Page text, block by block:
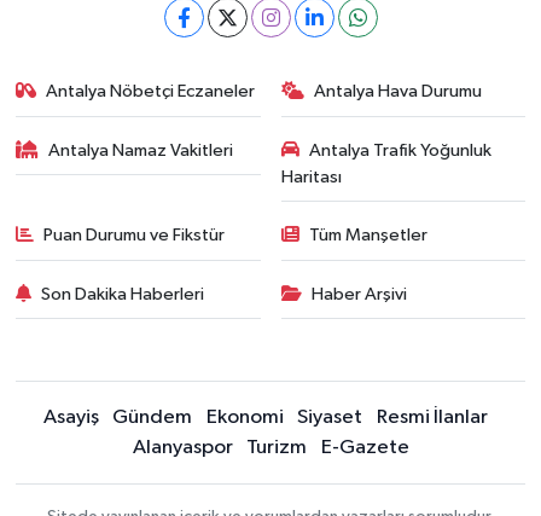
Antalya Nöbetçi Eczaneler Antalya Hava Durumu
Antalya Namaz Vakitleri
Antalya Trafik Yoğunluk
Haritası
Puan Durumu ve Fikstür Tüm Manşetler
Son Dakika Haberleri Haber Arşivi
Asayiş Gündem Ekonomi Siyaset
Resmi İlanlar
Alanyaspor
Turizm E-Gazete